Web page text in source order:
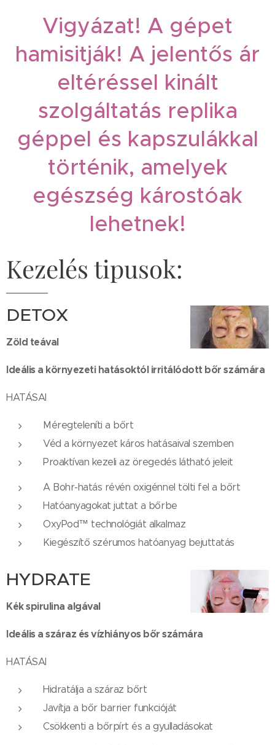
Vigyázat! A gépet
hamisitják! A jelentős ár
eltéréssel kinált
szolgáltatás replika
géppel és kapszulákkal
történik, amelyek
egészség károstóak
lehetnek!
Kezelés tipusok:
DETOX
Zöld teával
Ideális a környezeti hatásoktól irritálódott bőr számára
HATÁSAI
Méregteleníti a bőrt
Véd a környezet káros hatásaival szemben
Proaktívan kezeli az öregedés látható jeleit
A Bohr-hatás révén oxigénnel tölti fel a bőrt
Hatóanyagokat juttat a bőrbe
OxyPod™ technológiát alkalmaz
Kiegészítő szérumos hatóanyag bejuttatás
HYDRATE
Kék spirulina algával
Ideális a száraz és vízhiányos bőr számára
HATÁSAI
Hidratálja a száraz bőrt
Javítja a bőr barrier funkcióját
Csökkenti a bőrpírt és a gyulladásokat